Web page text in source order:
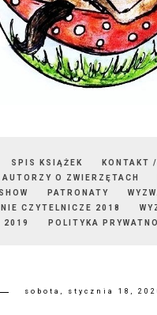
SPIS KSIĄŻEK
KONTAKT
AUTORZY O ZWIERZĘTACH
PATRONATY
CZYTELNICZE 2018
2019
POLITYKA
sobota, stycznia 18,